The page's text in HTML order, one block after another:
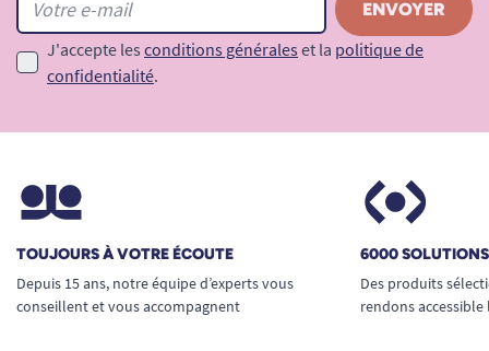
J'accepte les conditions générales et la politique de
confidentialité.
TOUJOURS À VOTRE ÉCOUTE
Depuis 15 ans, notre équipe d’experts vous
conseillent et vous accompagnent
6000
Des produits
rendons